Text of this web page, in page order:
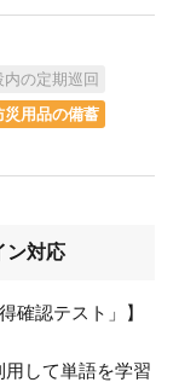
内の定期巡回
災用品の備蓄
ン対応
確認テスト」】
して単語を学習